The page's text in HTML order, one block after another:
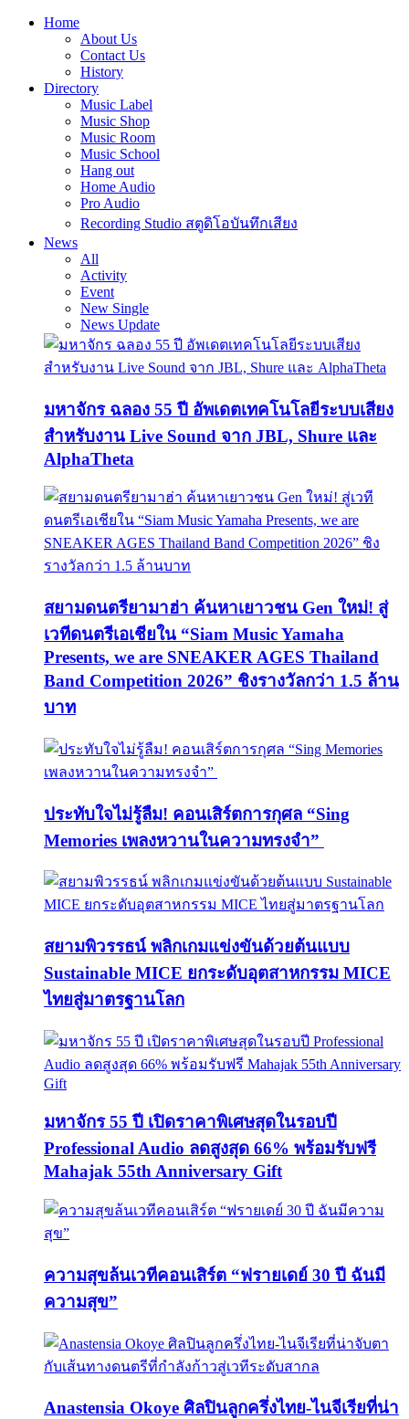
Home
About Us
Contact Us
History
Directory
Music Label
Music Shop
Music Room
Music School
Hang out
Home Audio
Pro Audio
Recording Studio สตูดิโอบันทึกเสียง
News
All
Activity
Event
New Single
News Update
มหาจักร ฉลอง 55 ปี อัพเดตเทคโนโลยีระบบเสียง
สำหรับงาน Live Sound จาก JBL, Shure และ
AlphaTheta
สยามดนตรียามาฮ่า ค้นหาเยาวชน Gen ใหม่! สู่
เวทีดนตรีเอเชียใน “Siam Music Yamaha
Presents, we are SNEAKER AGES Thailand
Band Competition 2026” ชิงรางวัลกว่า 1.5 ล้าน
บาท
ประทับใจไม่รู้ลืม! คอนเสิร์ตการกุศล “Sing
Memories เพลงหวานในความทรงจำ”
สยามพิวรรธน์ พลิกเกมแข่งขันด้วยต้นแบบ
Sustainable MICE ยกระดับอุตสาหกรรม MICE
ไทยสู่มาตรฐานโลก
มหาจักร 55 ปี เปิดราคาพิเศษสุดในรอบปี
Professional Audio ลดสูงสุด 66% พร้อมรับฟรี
Mahajak 55th Anniversary Gift
ความสุขล้นเวทีคอนเสิร์ต “ฟรายเดย์ 30 ปี ฉันมี
ความสุข”
Anastensia Okoye ศิลปินลูกครึ่งไทย-ไนจีเรียที่น่า